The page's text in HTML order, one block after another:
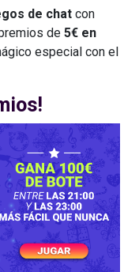
de chat con
de 5€ en
especial con el